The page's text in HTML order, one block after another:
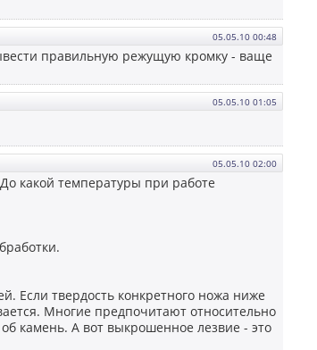
05.05.10 00:48
правильную режущую кромку - ваще
05.05.10 01:05
05.05.10 02:00
какой температуры при работе
Если твердость конкретного ножа ниже
Многие предпочитают относительно
камень. А вот выкрошенное лезвие - это